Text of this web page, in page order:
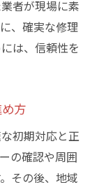
者が現場に素
、確実な修理
は、信頼性を
方
初期対応と正
の確認や周囲
その後、地域